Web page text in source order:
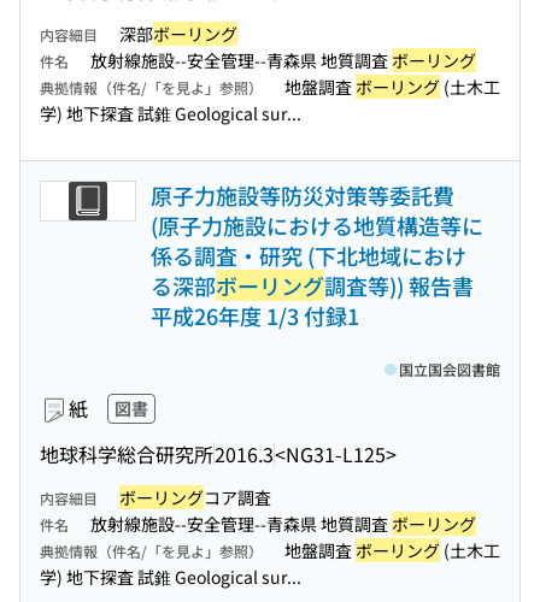
内容細目 深部ボーリング
件名 放射線施設--安全管理--青森県 地質調査 ボーリング
典拠情報（件名/「を見よ」参照） 地盤調査 ボーリング (土木工
学) 地下探査 試錐 Geological sur...
原子力施設等防災対策等委託費
(原子力施設における地質構造等に
係る調査・研究 (下北地域におけ
る深部ボーリング調査等)) 報告書
平成26年度 1/3 付録1
紙 図書
地球科学総合研究所2016.3<NG31-L125>
国立国会図書館
内容細目 ボーリングコア調査
件名 放射線施設--安全管理--青森県 地質調査 ボーリング
典拠情報（件名/「を見よ」参照） 地盤調査 ボーリング (土木工
学) 地下探査 試錐 Geological sur...